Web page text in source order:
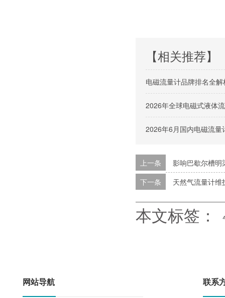
【相关推荐】
电磁流量计品牌排名全
2026年全球电磁式液体
2026年6月国内电磁流
上一条
影响巴歇尔槽明
下一条
天然气流量计维
本文标签：
网站导航 联系